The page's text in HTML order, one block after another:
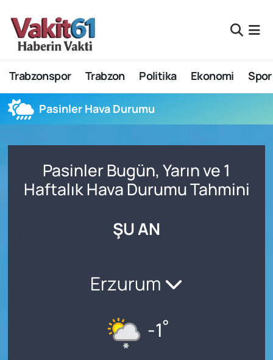
Trabzonspor Trabzon Politika Ekonomi Spor
Pasinler Hava Durumu
Pasinler Bugün, Yarın ve 1
Haftalık Hava Durumu Tahmini
ŞU AN
Erzurum
-1°
Nöbetçi Eczaneler
Hava Durumu
Namaz Vakitleri
Süper Lig Puan Durumu ve Fikstür
Son Dakika Haberleri